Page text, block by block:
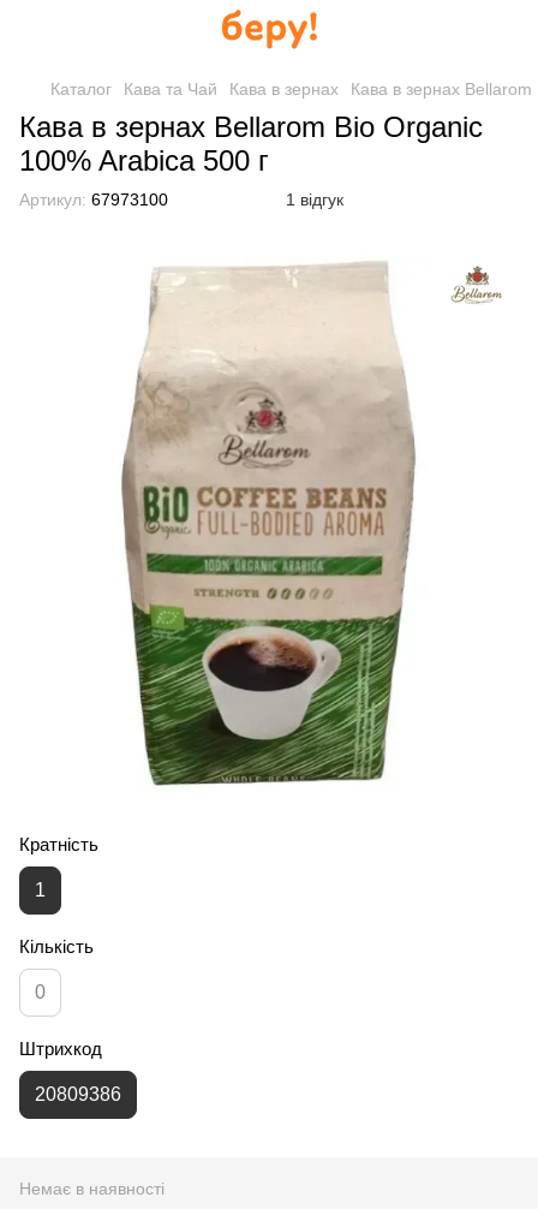
Каталог Кава та Чай Кава в зернах Кава в зернах Bellarom
Кава в зернах Bellarom Bio Organic
100% Arabica 500 г
Артикул: 67973100 1 відгук
Кратність
1
Кількість
0
Штрихкод
20809386
Немає в наявності